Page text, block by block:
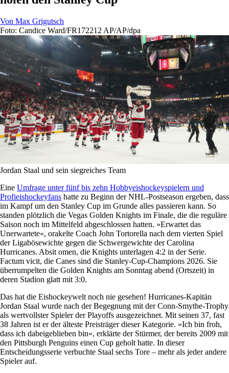
Von Max Grigutsch
Foto: Candice Ward/FR172212 AP/AP/dpa
Jordan Staal und sein siegreiches Team
Eine Umfrage unter fünf bis zehn Hobbyeishockeyspielern und
Profieishockeyfans hatte zu Beginn der NHL-Postseason ergeben, dass
im Kampf um den Stanley Cup im Grunde alles passieren kann. So
standen plötzlich die Vegas Golden Knights im Finale, die die reguläre
Saison noch im Mittelfeld abgeschlossen hatten. »Erwartet das
Unerwartete«, orakelte Coach John Tortorella nach dem vierten Spiel
der Ligabösewichte gegen die Schwergewichte der Carolina
Hurricanes. Absit omen, die Knights unterlagen 4:2 in der Serie.
Factum vicit, die Canes sind die Stanley-Cup-Champions 2026. Sie
überrumpelten die Golden Knights am Sonntag abend (Ortszeit) in
deren Stadion glatt mit 3:0.
Das hat die Eishockeywelt noch nie gesehen! Hurricanes-Kapitän
Jordan Staal wurde nach der Begegnung mit der Conn-Smythe-Trophy
als wertvollster Spieler der Playoffs ausgezeichnet. Mit seinen 37, fast
38 Jahren ist er der älteste Preisträger dieser Kategorie. »Ich bin froh,
dass ich dabeigeblieben bin«, erklärte der Stürmer, der bereits 2009 mit
den Pittsburgh Penguins einen Cup geholt hatte. In dieser
Entscheidungsserie verbuchte Staal sechs Tore – mehr als jeder andere
Spieler auf.